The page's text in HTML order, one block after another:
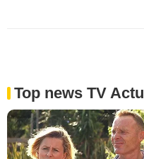
Top news TV Actu